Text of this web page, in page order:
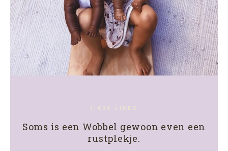
Soms is een Wobbel gewoon even een
rustplekje.